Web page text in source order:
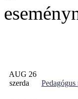
AUG 26
szerda